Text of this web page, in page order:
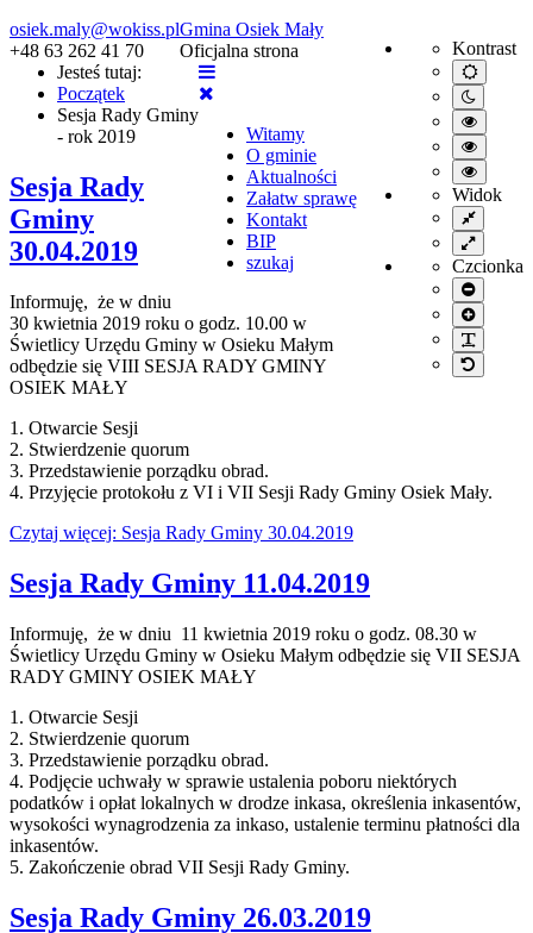
osiek.maly@wokiss.pl
+48 63 262 41 70
Kontrast
Default
mode
Night
mode
High
contrast
black/
mode.
High
contrast
black/
mode.
High
contrast
yellow/
mode.
Widok
Fixed
layout
Wide
layout
Czcionka
Smaller
font
Larger
font
Default
font
Gmina Osiek Mały
Oficjalna strona
Witamy
O gminie
Aktualności
Załatw sprawę
Kontakt
BIP
szukaj
Jesteś tutaj:
Początek
Sesja Rady Gminy
- rok 2019
Sesja Rady
Gminy
30.04.2019
Informuję, że w dniu
30 kwietnia 2019 roku o godz. 10.00 w
Świetlicy Urzędu Gminy w Osieku Małym
odbędzie się VIII SESJA RADY GMINY
OSIEK MAŁY
1. Otwarcie Sesji
2. Stwierdzenie quorum
3. Przedstawienie porządku obrad.
4. Przyjęcie protokołu z VI i VII Sesji Rady Gminy Osiek Mały.
Czytaj więcej: Sesja Rady Gminy 30.04.2019
Sesja Rady Gminy 11.04.2019
Informuję, że w dniu 11 kwietnia 2019 roku o godz. 08.30 w
Świetlicy Urzędu Gminy w Osieku Małym odbędzie się VII SESJA
RADY GMINY OSIEK MAŁY
1. Otwarcie Sesji
2. Stwierdzenie quorum
3. Przedstawienie porządku obrad.
4. Podjęcie uchwały w sprawie ustalenia poboru niektórych
podatków i opłat lokalnych w drodze inkasa, określenia inkasentów,
wysokości wynagrodzenia za inkaso, ustalenie terminu płatności dla
inkasentów.
5. Zakończenie obrad VII Sesji Rady Gminy.
Sesja Rady Gminy 26.03.2019